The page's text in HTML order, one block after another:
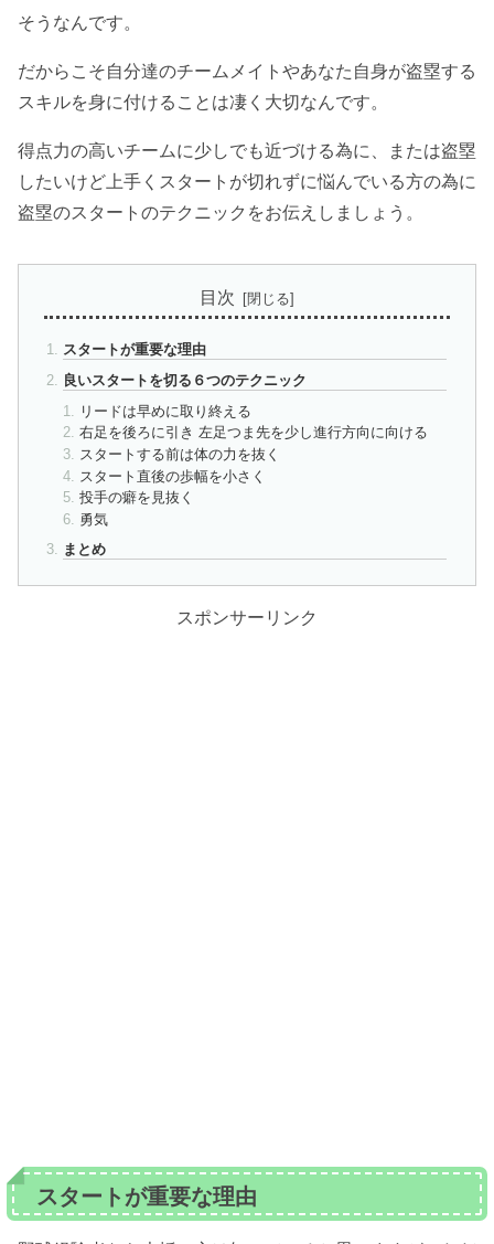
そうなんです。
だからこそ自分達のチームメイトやあなた自身が盗塁する
スキルを身に付けることは凄く大切なんです。
得点力の高いチームに少しでも近づける為に、または盗塁
したいけど上手くスタートが切れずに悩んでいる方の為に
盗塁のスタートのテクニックをお伝えしましょう。
目次
スタートが重要な理由
良いスタートを切る６つのテクニック
リードは早めに取り終える
右足を後ろに引き 左足つま先を少し進行方向に向ける
スタートする前は体の力を抜く
スタート直後の歩幅を小さく
投手の癖を見抜く
勇気
まとめ
スポンサーリンク
スタートが重要な理由